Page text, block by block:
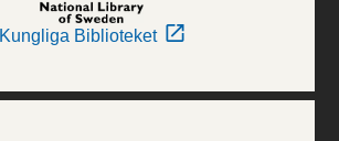
Kungliga Biblioteket